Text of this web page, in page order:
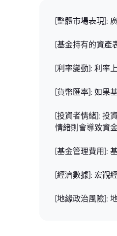
[整體市場表現]:
[基金持有的資產
[利率變動]: 利率
[貨幣匯率]: 如果
[投資者情緒]: 投
情緒則會導致資
[基金管理費用]:
[經濟數據]: 宏觀
[地緣政治風險]: